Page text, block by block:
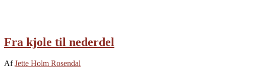
Fra kjole til nederdel
AfJette Holm Rosendal